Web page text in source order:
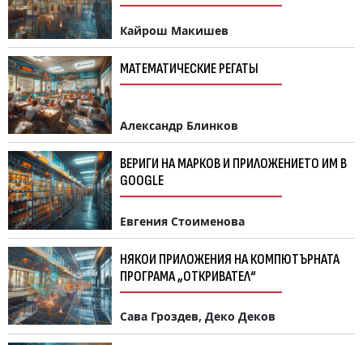
Кайрош Макишев
МАТЕМАТИЧЕСКИЕ РЕГАТЬI
Александр Блинков
ВЕРИГИ НА МАРКОВ И ПРИЛОЖЕНИЕТО ИМ В
GOOGLE
Евгения Стоименова
НЯКОИ ПРИЛОЖЕНИЯ НА КОМПЮТЪРНАТА
ПРОГРАМА „ОТКРИВАТЕЛ“
Сава Гроздев, Деко Деков